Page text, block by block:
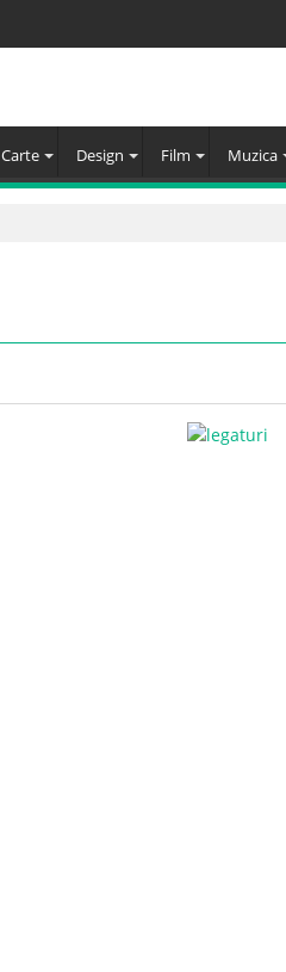
Carte Design Film Muzica